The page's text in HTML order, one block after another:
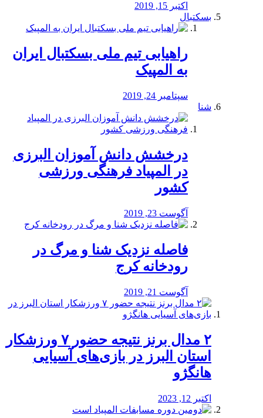
اکتبر 15, 2019
بسکتبال
راهیابی تیم ملی بسکتبال ایران
به المپیک
سپتامبر 24, 2019
شنا
درخشش دانش آموزان البرزی
در المپیاد فرهنگی ورزشی
کشور
آگوست 23, 2019
️فاصله نزدیک شنا و مرگ در
رودخانه کرج
آگوست 21, 2019
۲ مدال برنز نتیجه حضور ۷ ورزشکار
استان البرز در بازی‌های آسیایی
هانگژو
اکتبر 12, 2023